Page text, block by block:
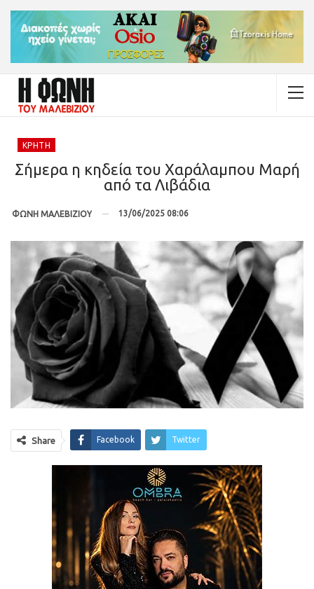
ΚΡΉΤΗ
Σήμερα η κηδεία του Χαράλαμπου Μαρή
από τα Λιβάδια
ΦΩΝΗ ΜΑΛΕΒΙΖΙΟΥ 13/06/2025 08:06
Share Facebook Twitter